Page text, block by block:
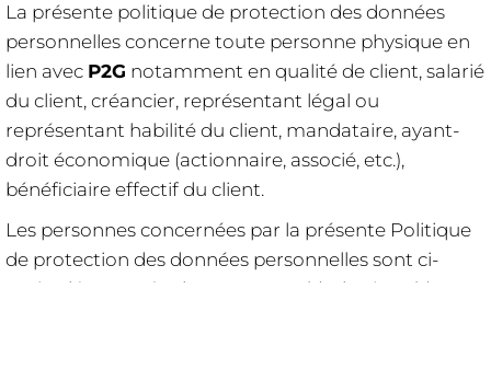
La présente politique de protection des données
personnelles concerne toute personne physique en
lien avec P2G notamment en qualité de client, salarié
du client, créancier, représentant légal ou
représentant habilité du client, mandataire, ayant-
droit économique (actionnaire, associé, etc.),
bénéficiaire effectif du client.
Les personnes concernées par la présente Politique
de protection des données personnelles sont ci-
après dénommées les "Personne(s) Physique(s)".